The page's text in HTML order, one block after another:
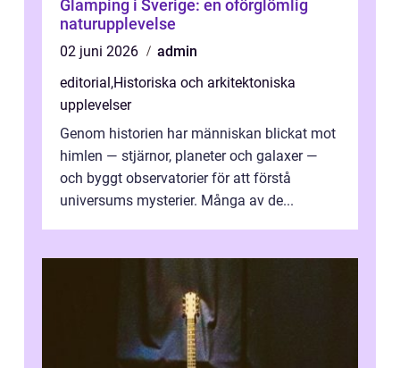
Glamping i Sverige: en oförglömlig
naturupplevelse
02 juni 2026
admin
editorial,Historiska och arkitektoniska
upplevelser
Genom historien har människan blickat mot
himlen — stjärnor, planeter och galaxer —
och byggt observatorier för att förstå
universums mysterier. Många av de...